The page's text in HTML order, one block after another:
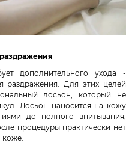
дополнительного ухода -
раздражения. Для этих целей
лосьон, который не
Лосьон наносится на кожу
до полного впитывания,
процедуры практически нет